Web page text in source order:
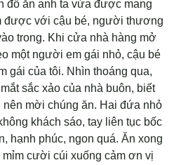
đồ ăn anh ta vừa được mang
được với cậu bé, người thương
trong. Khi cửa nhà hàng mở
một người em gái nhỏ, cậu bé
gái của tôi. Nhìn thoáng qua,
sắc xảo của nhà buôn, biết
mời chúng ăn. Hai đứa nhỏ
khách sáo, tay liên tục bốc
hạnh phúc, ngon quá. Ăn xong
cười cúi xuống cảm ơn vị